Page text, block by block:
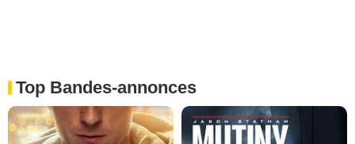
Top Bandes-annonces